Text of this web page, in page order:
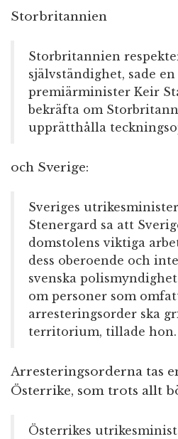
Storbritannien
Storbritannien
självständighet, sade
premiärminister Keir
bekräfta om
upprätthålla
och Sverige:
Sveriges
Stenergard sa att
domstolens viktiga
dess oberoende och
svenska
om personer som
arresteringsorder ska
territorium, tillade hon.
Arresteringsorderna tas
Österrike, som trots allt
Österrikes